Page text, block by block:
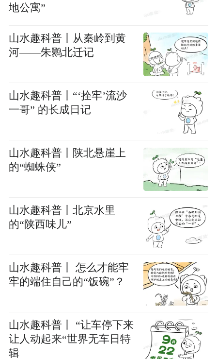
地公寓”
山水趣科普丨从秦岭到黄
河——朱鹮北迁记
山水趣科普丨“‘拴牢’流沙
一哥” 的长成日记
山水趣科普丨陕北悬崖上
的“蜘蛛侠”
山水趣科普丨北京水里
的“陕西味儿”
山水趣科普丨 怎么才能牢
牢的端住自己的“饭碗”？
山水趣科普丨 “让车停下来
让人动起来“世界无车日特
辑